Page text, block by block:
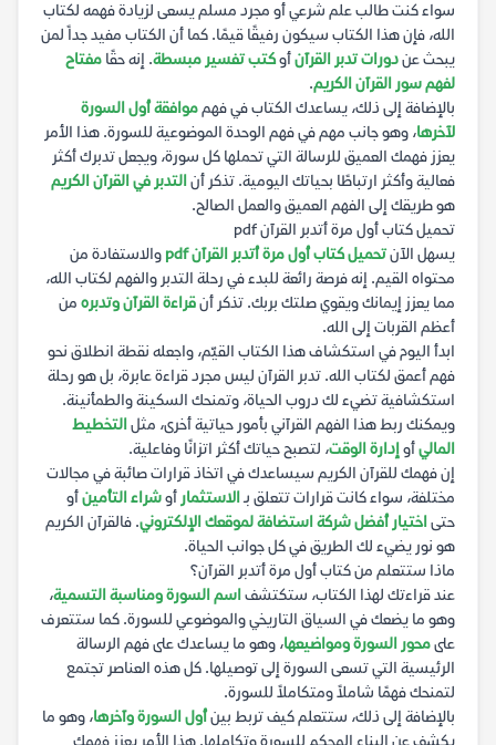
سواء كنت طالب علم شرعي أو مجرد مسلم يسعى لزيادة فهمه لكتاب
الله، فإن هذا الكتاب سيكون رفيقًا قيمًا. كما أن الكتاب مفيد جداً لمن
يبحث عندورات تدبر القرآنأوكتب تفسير مبسطة. إنه حقًا مفتاح
لفهم سور القرآن الكريم.
بالإضافة إلى ذلك، يساعدك الكتاب في فهمموافقة أول السورة
لآخرها، وهو جانب مهم في فهم الوحدة الموضوعية للسورة. هذا الأمر
يعزز فهمك العميق للرسالة التي تحملها كل سورة، ويجعل تدبرك أكثر
فعالية وأكثر ارتباطًا بحياتك اليومية. تذكر أنالتدبر في القرآن الكريم
هو طريقك إلى الفهم العميق والعمل الصالح.
تحميل كتاب أول مرة أتدبر القرآن pdf
يسهل الآنتحميل كتاب أول مرة أتدبر القرآن pdf
والاستفادة من
محتواه القيم. إنه فرصة رائعة للبدء في رحلة التدبر والفهم لكتاب الله،
مما يعزز إيمانك ويقوي صلتك بربك. تذكر أنقراءة القرآن وتدبره من
أعظم القربات إلى الله.
ابدأ اليوم في استكشاف هذا الكتاب القيّم، واجعله نقطة انطلاق نحو
فهم أعمق لكتاب الله. تدبر القرآن ليس مجرد قراءة عابرة، بل هو رحلة
استكشافية تضيء لك دروب الحياة، وتمنحك السكينة والطمأنينة.
ويمكنك ربط هذا الفهم القرآني بأمور حياتية أخرى، مثلالتخطيط
الماليأو إدارة الوقت، لتصبح حياتك أكثر اتزانًا وفاعلية.
إن فهمك للقرآن الكريم سيساعدك في اتخاذ قرارات صائبة في مجالات
مختلفة، سواء كانت قرارات تتعلق بـالاستثمار أوشراء التأمينأو
حتىاختيار أفضل شركة استضافة لموقعك الإلكتروني. فالقرآن الكريم
هو نور يضيء لك الطريق في كل جوانب الحياة.
ماذا ستتعلم من كتاب أول مرة أتدبر القرآن؟
عند قراءتك لهذا الكتاب، ستكتشفاسم السورة ومناسبة التسمية،
وهو ما يضعك في السياق التاريخي والموضوعي للسورة. كما ستتعرف
علىمحور السورة ومواضيعها، وهو ما يساعدك على فهم الرسالة
الرئيسية التي تسعى السورة إلى توصيلها. كل هذه العناصر تجتمع
لتمنحك فهمًا شاملاً ومتكاملاً للسورة.
بالإضافة إلى ذلك، ستتعلم كيف تربط بينأول السورة وآخرها، وهو ما